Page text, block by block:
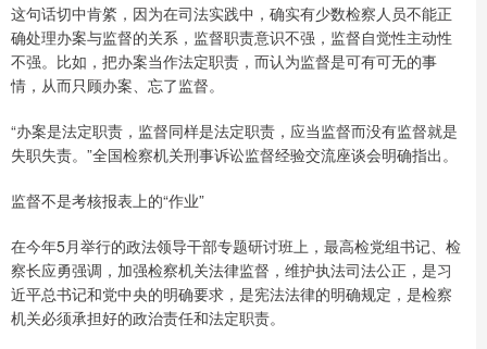
这句话切中肯綮，因为在司法实践中，确实有少数检察人员不能正
确处理办案与监督的关系，监督职责意识不强，监督自觉性主动性
不强。比如，把办案当作法定职责，而认为监督是可有可无的事
情，从而只顾办案、忘了监督。
“办案是法定职责，监督同样是法定职责，应当监督而没有监督就是
失职失责。”全国检察机关刑事诉讼监督经验交流座谈会明确指出。
监督不是考核报表上的“作业”
在今年5月举行的政法领导干部专题研讨班上，最高检党组书记、检
察长应勇强调，加强检察机关法律监督，维护执法司法公正，是习
近平总书记和党中央的明确要求，是宪法法律的明确规定，是检察
机关必须承担好的政治责任和法定职责。